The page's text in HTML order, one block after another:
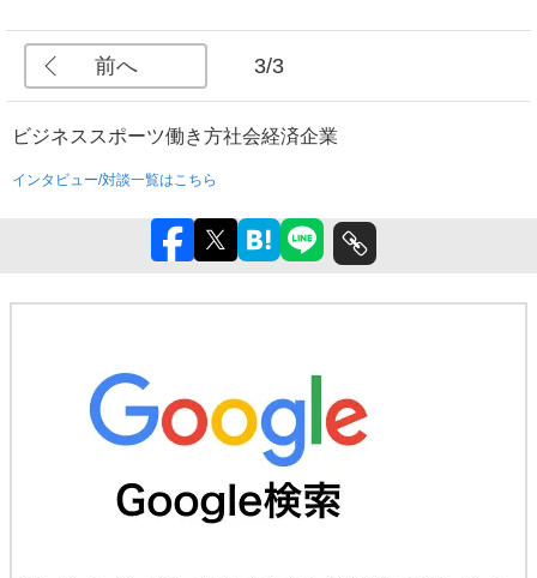
前へ 3/3
ビジネス スポーツ働き方社会経済企業
インタビュー/対談一覧はこちら